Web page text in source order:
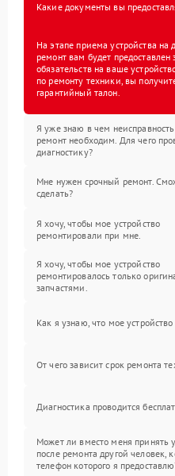
Какие документы вы
На этапе приема устройства
ремонт вам будет
обязательств на ваше
по ремонту техники, вы
гарантийный талон.
Я уже знаю в чем
ремонт необходим. Для чего
диагностику?
Мне нужен срочный ремонт.
сделать?
Я хочу, чтобы мое устройство
ремонтировали при мне.
Я хочу, чтобы мое устройство
ремонтировалось только
запчастями.
Как я узнаю, что мое устройство
От чего зависит срок ремонта
Диагностика проводится
Может ли вместо меня принять
после ремонта другой человек,
телефон которого я